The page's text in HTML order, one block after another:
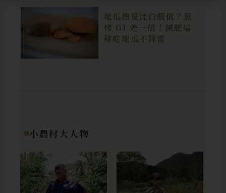
地瓜熱量比白飯低？蒸
烤 GI 差一倍！減肥這
樣吃地瓜不踩雷
小農村大人物